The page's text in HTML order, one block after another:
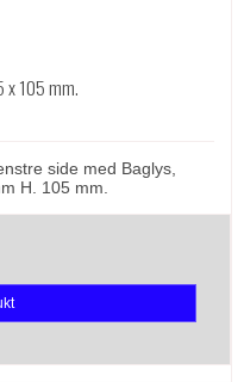
x 105 mm.
side med Baglys,
H. 105 mm.